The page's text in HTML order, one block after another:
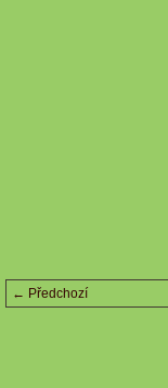
← Předchozí